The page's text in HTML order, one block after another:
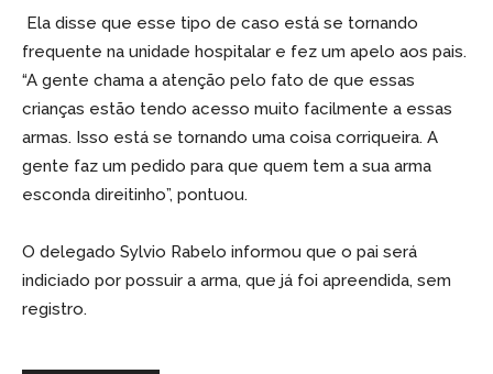
Ela disse que esse tipo de caso está se tornando
frequente na unidade hospitalar e fez um apelo aos pais.
“A gente chama a atenção pelo fato de que essas
crianças estão tendo acesso muito facilmente a essas
armas. Isso está se tornando uma coisa corriqueira. A
gente faz um pedido para que quem tem a sua arma
esconda direitinho”, pontuou.
O delegado Sylvio Rabelo informou que o pai será
indiciado por possuir a arma, que já foi apreendida, sem
registro.